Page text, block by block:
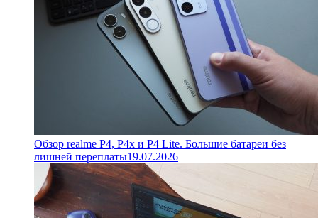
Обзор realme P4, P4x и P4 Lite. Большие батареи без
лишней переплаты19.07.2026